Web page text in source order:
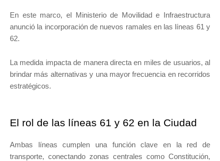
En este marco, el Ministerio de Movilidad e Infraestructura
anunció la incorporación de nuevos ramales en las líneas 61 y
62.
La medida impacta de manera directa en miles de usuarios, al
brindar más alternativas y una mayor frecuencia en recorridos
estratégicos.
El rol de las líneas 61 y 62 en la Ciudad
Ambas líneas cumplen una función clave en la red de
transporte, conectando zonas centrales como Constitución,